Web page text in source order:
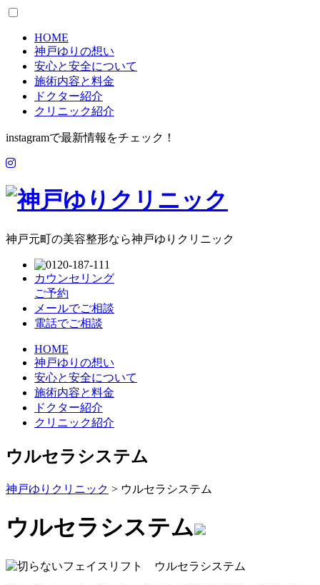
HOME
神戸ゆりの想い
安心と安全について
施術内容と料金
ドクター紹介
クリニック紹介
instagramで最新情報をチェック！
神戸元町の美容整形なら神戸ゆりクリニック
カウンセリング
ご予約
メールでご相談
電話でご相談
HOME
神戸ゆりの想い
安心と安全について
施術内容と料金
ドクター紹介
クリニック紹介
ウルセラシステム
神戸ゆりクリニック > ウルセラシステム
ウルセラシステム